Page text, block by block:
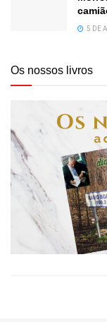
5 DE
Os nossos livros